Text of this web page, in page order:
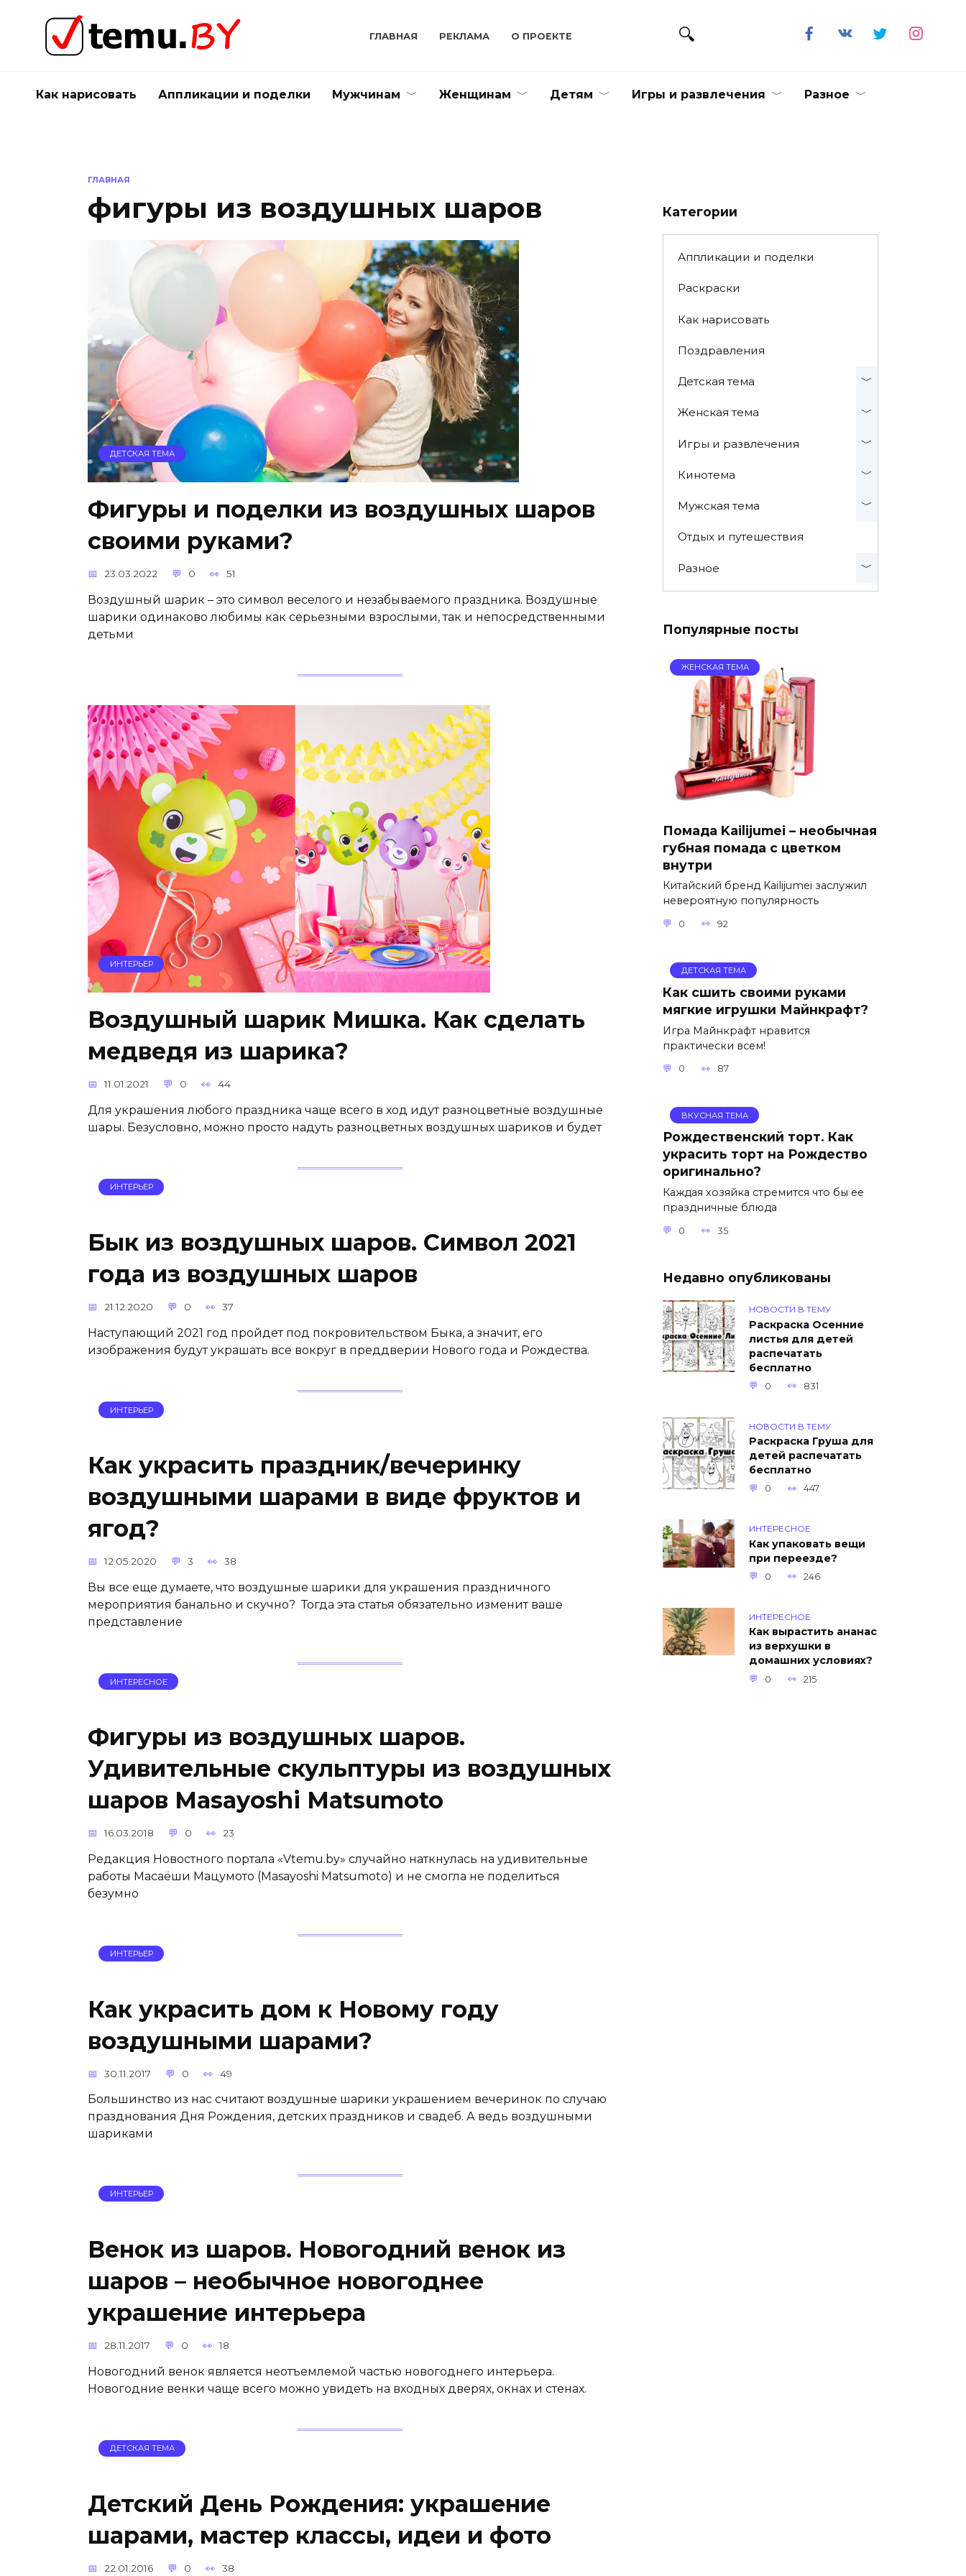
содержанию
ГЛАВНАЯ РЕКЛАМА О ПРОЕКТЕ
Как нарисовать Аппликации и поделки Мужчинам Женщинам Детям Игры и развлечения Разное
ГЛАВНАЯ
фигуры из воздушных шаров
ДЕТСКАЯ ТЕМА
Фигуры и поделки из воздушных шаров
своими руками?
23.03.2022 0 51
Воздушный шарик – это символ веселого и незабываемого праздника. Воздушные
шарики одинаково любимы как серьезными взрослыми, так и непосредственными
детьми
ИНТЕРЬЕР
Воздушный шарик Мишка. Как сделать
медведя из шарика?
11.01.2021 0 44
Для украшения любого праздника чаще всего в ход идут разноцветные воздушные
шары. Безусловно, можно просто надуть разноцветных воздушных шариков и будет
ИНТЕРЬЕР
Бык из воздушных шаров. Символ 2021
года из воздушных шаров
21.12.2020 0 37
Наступающий 2021 год пройдет под покровительством Быка, а значит, его
изображения будут украшать все вокруг в преддверии Нового года и Рождества.
ИНТЕРЬЕР
Как украсить праздник/вечеринку
воздушными шарами в виде фруктов и
ягод?
12.05.2020 3 38
Вы все еще думаете, что воздушные шарики для украшения праздничного
мероприятия банально и скучно? Тогда эта статья обязательно изменит ваше
представление
ИНТЕРЕСНОЕ
Фигуры из воздушных шаров.
Удивительные скульптуры из воздушных
шаров Masayoshi Matsumoto
16.03.2018 0 23
Редакция Новостного портала «Vtemu.by» случайно наткнулась на удивительные
работы Масаёши Мацумото (Masayoshi Matsumoto) и не смогла не поделиться
безумно
ИНТЕРЬЕР
Как украсить дом к Новому году
воздушными шарами?
30.11.2017 0 49
Большинство из нас считают воздушные шарики украшением вечеринок по случаю
празднования Дня Рождения, детских праздников и свадеб. А ведь воздушными
шариками
ИНТЕРЬЕР
Венок из шаров. Новогодний венок из
шаров – необычное новогоднее
украшение интерьера
28.11.2017 0 18
Новогодний венок является неотъемлемой частью новогоднего интерьера.
Новогодние венки чаще всего можно увидеть на входных дверях, окнах и стенах.
ДЕТСКАЯ ТЕМА
Детский День Рождения: украшение
шарами, мастер классы, идеи и фото
22.01.2016 0 38
Категории
Аппликации и поделки
Раскраски
Как нарисовать
Поздравления
Детская тема
Женская тема
Игры и развлечения
Кинотема
Мужская тема
Отдых и путешествия
Разное
Популярные посты
ЖЕНСКАЯ ТЕМА
Помада Kailijumei – необычная
губная помада с цветком
внутри
Китайский бренд Kailijumei заслужил
невероятную популярность
0 92
ДЕТСКАЯ ТЕМА
Как сшить своими руками
мягкие игрушки Майнкрафт?
Игра Майнкрафт нравится
практически всем!
0 87
ВКУСНАЯ ТЕМА
Рождественский торт. Как
украсить торт на Рождество
оригинально?
Каждая хозяйка стремится что бы ее
праздничные блюда
0 35
Недавно опубликованы
НОВОСТИ В ТЕМУ
Раскраска Осенние
листья для детей
распечатать
бесплатно
0 831
НОВОСТИ В ТЕМУ
Раскраска Груша для
детей распечатать
бесплатно
0 447
ИНТЕРЕСНОЕ
Как упаковать вещи
при переезде?
0 246
ИНТЕРЕСНОЕ
Как вырастить ананас
из верхушки в
домашних условиях?
0 215